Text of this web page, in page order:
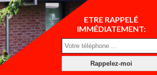
ETRE RAPPELÉ
IMMÉDIATEMENT: